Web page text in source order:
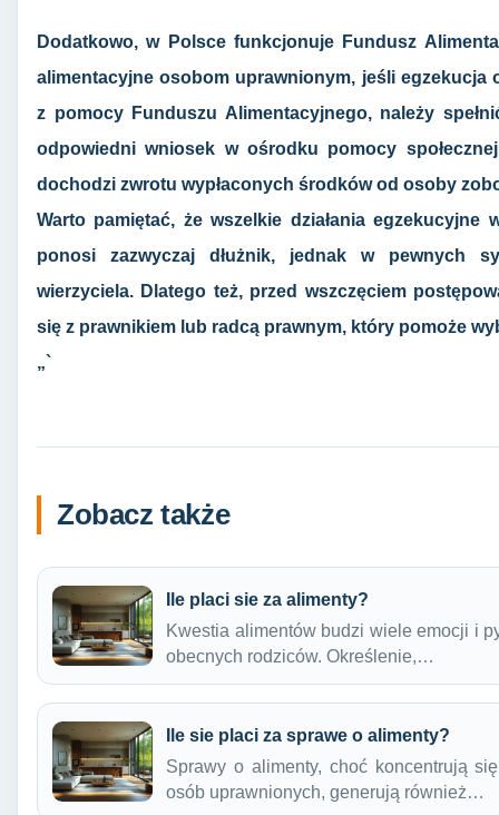
Dodatkowo, w Polsce funkcjonuje Fundusz
alimentacyjne osobom uprawnionym, jeśli egzekucja
z pomocy Funduszu Alimentacyjnego, należy
odpowiedni wniosek w ośrodku pomocy
dochodzi zwrotu wypłaconych środków od osoby
Warto pamiętać, że wszelkie działania egzekucyjne
ponosi zazwyczaj dłużnik, jednak w pewnych
wierzyciela. Dlatego też, przed wszczęciem
się z prawnikiem lub radcą prawnym, który pomoże
„`
Zobacz także
Ile placi sie za alimenty?
Kwestia alimentów budzi wiele emocji i
obecnych rodziców. Określenie,…
Ile sie placi za sprawe o alimenty?
Sprawy o alimenty, choć koncentrują
osób uprawnionych, generują również…